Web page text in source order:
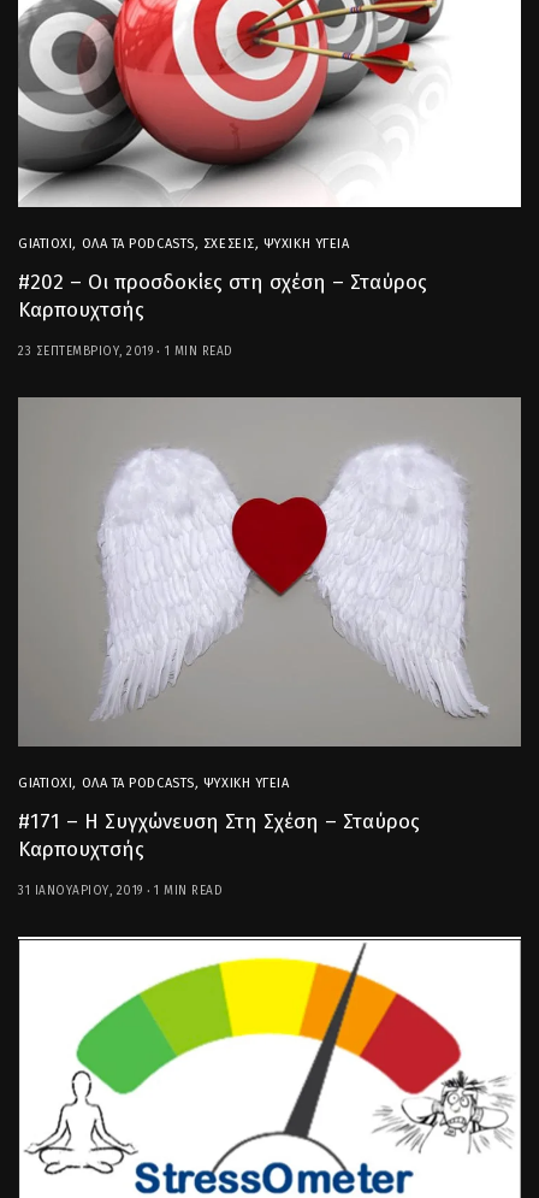
GIATIOXI, ΌΛΑ ΤΑ PODCASTS, ΣΧΈΣΕΙΣ, ΨΥΧΙΚΉ ΥΓΕΊΑ
#202 – Οι προσδοκίες στη σχέση – Σταύρος
Καρπουχτσής
23 ΣΕΠΤΕΜΒΡΊΟΥ, 2019 1 MIN READ
GIATIOXI, ΌΛΑ ΤΑ PODCASTS, ΨΥΧΙΚΉ ΥΓΕΊΑ
#171 – Η Συγχώνευση Στη Σχέση – Σταύρος
Καρπουχτσής
31 ΙΑΝΟΥΑΡΊΟΥ, 2019 1 MIN READ